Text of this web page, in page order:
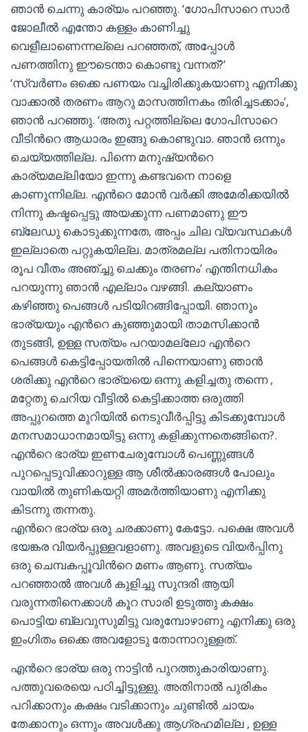
ഞാന്‍ ചെന്നു കാര്യം പറഞ്ഞു. ‘ഗോപിസാറെ സാര്‍
ജോലീല്‍ എന്തോ കള്ളം കാണിച്ചു
വെളീലാണെന്നല്ലെ പറഞ്ഞത്, അപ്പോള്‍
പണത്തിനു ഈടെന്താ കൊണ്ടു വന്നത്?’
‘സ്വര്‍ണം ഒക്കെ പണയം വച്ചിരിക്കുകയാണു എനിക്കു
വാക്കാല്‍ തരണം ആറു മാസത്തിനകം തിരിച്ചടക്കാം’,
ഞാന്‍ പറഞ്ഞു. ‘അതു പറ്റത്തില്ലെ ഗോപിസാറെ
വീടിന്‍റെ ആധാരം ഇങ്ങു കൊണ്ടുവാ. ഞാന്‍ ഒന്നും
ചെയ്യത്തില്ല. പിന്നെ മനുഷ്യന്‍റെ
കാര്യമല്ലിയോ ഇന്നു കണ്ടവനെ നാളെ
കാണുന്നില്ല. എന്‍റെ മോന്‍ വര്‍ക്കി അമേരിക്കയില്‍
നിന്നു കഷ്ടപ്പെട്ടു അയക്കുന്ന പണമാണു ഈ
ബ്ലേഡു കൊടുക്കുന്നതേ, അപ്പം ചില വ്യവസ്ഥകള്‍
ഇല്ലാതെ പറ്റുകയില്ല. മാത്രമല്ല പതിനായിരം
രൂപ വീതം അഞ്ച്ചു ചെക്കും തരണം’ എന്തിനധികം
പറയുന്നു ഞാന്‍ എല്ലാം വഴങ്ങി. കല്യാണം
കഴിഞ്ഞു പെങ്ങള്‍ പടിയിറങ്ങിപ്പോയി. ഞാനും
ഭാര്യയും എന്‍റെ കുഞ്ഞുമായി താമസിക്കാന്‍
തുടങ്ങി, ഉള്ള സത്യം പറയാമല്ലോ എന്‍റെ
പെങ്ങള്‍ കെട്ടിപ്പോയതില്‍ പിന്നെയാണു ഞാന്‍
ശരിക്കു എന്‍റെ ഭാര്യയെ ഒന്നു കളിച്ചതു തന്നെ ,
മറ്റേതു ചെറിയ വീട്ടില്‍ കെട്ടിക്കാത്ത ഒരുത്തി
അപ്പുറത്തെ മുറിയില്‍ നെടുവീര്‍പ്പിട്ടു കിടക്കുമ്പോള്‍
മനസമാധാനമായിട്ടു ഒന്നു കളിക്കുന്നതെങ്ങിനെ?.
എന്‍റെ ഭാര്യ ഇണചേരുമ്പോള്‍ പെണ്ണുങ്ങള്‍
പുറപ്പെടുവിക്കാറുള്ള ആ ശീല്‍ക്കാരങ്ങള്‍ പോലും
വായില്‍ തുണികയറ്റി അമര്‍ത്തിയാണു എനിക്കു
കിടന്നു തന്നതു.
എന്‍റെ ഭാര്യ ഒരു ചരക്കാണു കേട്ടോ. പക്ഷെ അവള്‍
ഭയങ്കര വിയര്‍പ്പുള്ളവളാണു. അവളുടെ വിയര്‍പ്പിനു
ഒരു ചെമ്പകപ്പൂവിന്‍റെ മണം ആണു. സത്യം
പറഞ്ഞാല്‍ അവള്‍ കുളിച്ചു സുന്ദരി ആയി
വരുന്നതിനെക്കാള്‍ കൂറ സാരി ഉടുത്തു കക്ഷം
പൊട്ടിയ ബ്ലവുസുമിട്ടു വരുമ്പോഴാണു എനിക്കു ഒരു
ഇംഗിതം ഒക്കെ അവളോടു തോന്നാറുള്ളത്.
എന്‍റെ ഭാര്യ ഒരു നാട്ടിന്‍ പുറത്തുകാരിയാണു.
പത്തുവരെയെ പഠിച്ചിട്ടുള്ളു. അതിനാല്‍ പുരികം
പറിക്കാനും കക്ഷം വടിക്കാനും ചുണ്ടില്‍ ചായം
തേക്കാനും ഒന്നും അവള്‍ക്കു ആഗ്രഹമില്ല , ഉള്ള